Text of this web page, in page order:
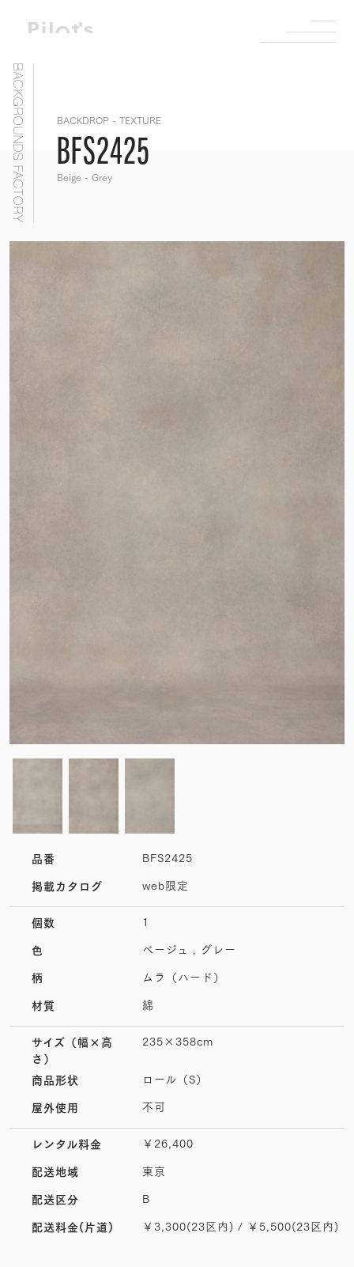
BACKGROUNDS FACTORY BACKDROP - TEXTURE
BFS2425
Beige - Grey
品番 BFS2425
掲載カタログ web限定
個数 1
色 ベージュ , グレー
柄 ムラ（ハード）
材質 綿
サイズ （幅×高
さ）
235×358cm
商品形状 ロール（S）
屋外使用 不可
レンタル料金 ￥26,400
配送地域 東京
配送区分 B
配送料金(片道) ￥3,300(23区内) / ￥5,500(23区内)